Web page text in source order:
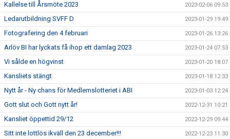
Kallelse till Årsmöte 2023 2023-02-06 09:53
Ledarutbildning SVFF D 2023-01-29 19:49
Fotografering den 4 februari 2023-01-26 13:26
Arlöv BI har lyckats få ihop ett damlag 2023 2023-01-24 07:53
Vi sålde en högvinst 2023-01-20 18:07
Kansliets stängt 2023-01-18 12:33
Nytt år - Ny chans för Medlemslotteriet i ABI 2023-01-03 12:24
Gott slut och Gott nytt år! 2022-12-31 10:21
Kansliet öppettid 29/12 2022-12-29 09:44
Sitt inte lottlös ikväll den 23 december!!! 2022-12-23 11:30